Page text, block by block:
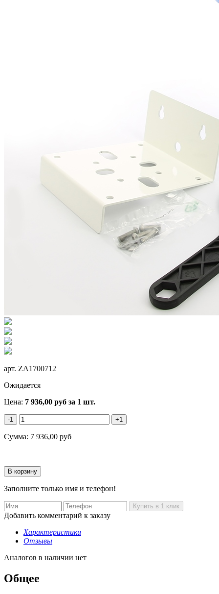
арт. ZA1700712
Ожидается
Цена: 7 936,00 руб за 1 шт.
-1 +1
Сумма: 7 936,00 руб
Заполните только имя и телефон!
Добавить комментарий к заказу
Характеристики
Отзывы
Аналогов в наличии нет
Общее